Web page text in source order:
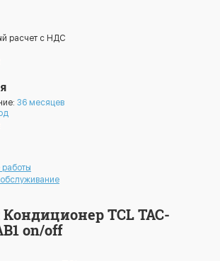
расчет с НДС
36 месяцев
TCL TAC-
on/off